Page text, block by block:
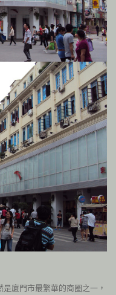
廈門市最繁華的商圈之一，